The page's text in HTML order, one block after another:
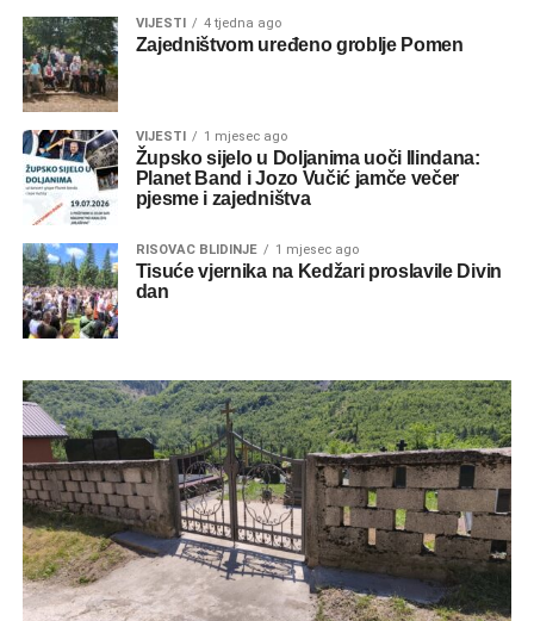
VIJESTI 4 tjedna ago
Zajedništvom uređeno groblje Pomen
VIJESTI 1 mjesec ago
Župsko sijelo u Doljanima uoči Ilindana:
Planet Band i Jozo Vučić jamče večer
pjesme i zajedništva
RISOVAC BLIDINJE 1 mjesec ago
Tisuće vjernika na Kedžari proslavile Divin
dan